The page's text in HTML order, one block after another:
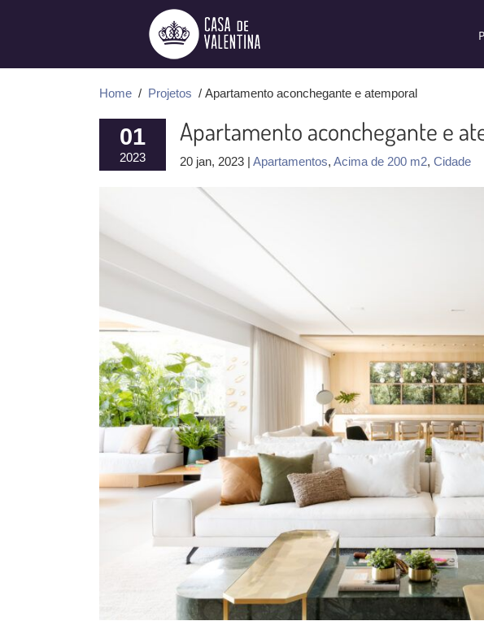
Home / Projetos / Apartamento aconchegante e atemporal
01
2023
Apartamento aconchegante e
20 jan, 2023 | Apartamentos, Acima de 200 m2, Cidade